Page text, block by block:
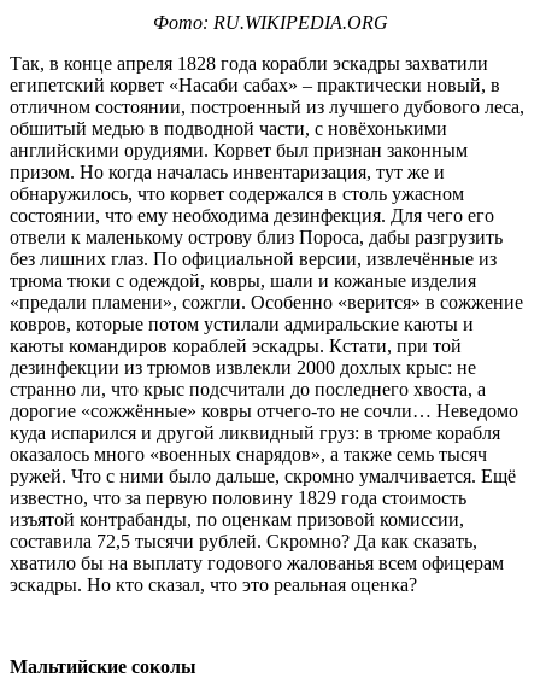
Фото: RU.WIKIPEDIA.ORG
Так, в конце апреля 1828 года корабли эскадры захватили
египетский корвет «Насаби cабах» – практически новый, в
отличном состоянии, построенный из лучшего дубового леса,
обшитый медью в подводной части, с новёхонькими
английскими орудиями. Корвет был признан законным
призом. Но когда началась инвентаризация, тут же и
обнаружилось, что корвет содержался в столь ужасном
состоянии, что ему необходима дезинфекция. Для чего его
отвели к маленькому острову близ Пороса, дабы разгрузить
без лишних глаз. По официальной версии, извлечённые из
трюма тюки с одеждой, ковры, шали и кожаные изделия
«предали пламени», сожгли. Особенно «верится» в сожжение
ковров, которые потом устилали адмиральские каюты и
каюты командиров кораблей эскадры. Кстати, при той
дезинфекции из трюмов извлекли 2000 дохлых крыс: не
странно ли, что крыс подсчитали до последнего хвоста, а
дорогие «сожжённые» ковры отчего-то не сочли… Неведомо
куда испарился и другой ликвидный груз: в трюме корабля
оказалось много «военных снарядов», а также семь тысяч
ружей. Что с ними было дальше, скромно умалчивается. Ещё
известно, что за первую половину 1829 года стоимость
изъятой контрабанды, по оценкам призовой комиссии,
составила 72,5 тысячи рублей. Скромно? Да как сказать,
хватило бы на выплату годового жалованья всем офицерам
эскадры. Но кто сказал, что это реальная оценка?
Мальтийские соколы